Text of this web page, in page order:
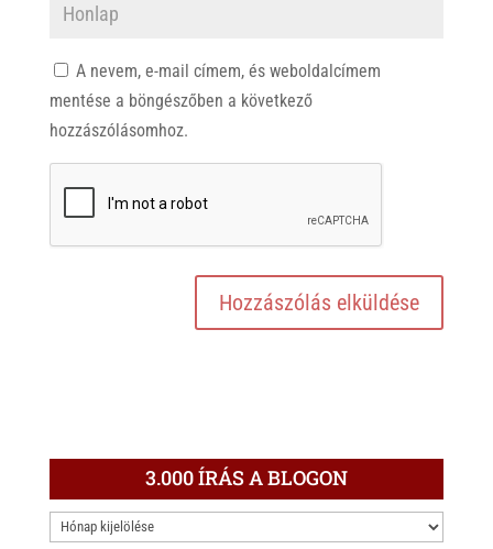
A nevem, e-mail címem, és weboldalcímem
mentése a böngészőben a következő
hozzászólásomhoz.
3.000 ÍRÁS A BLOGON
3.000